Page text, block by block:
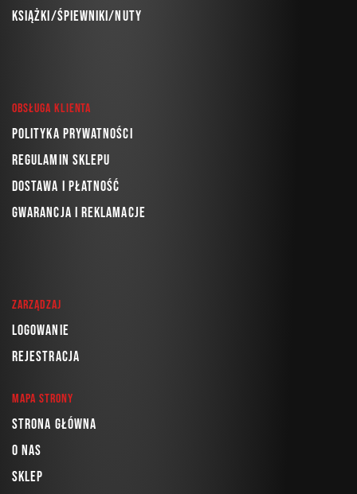
Książki/Śpiewniki/Nuty
Obsługa klienta
Polityka prywatności
Regulamin sklepu
Dostawa i płatność
Gwarancja i reklamacje
Zarządzaj
Logowanie
Rejestracja
Mapa strony
Strona główna
O nas
Sklep